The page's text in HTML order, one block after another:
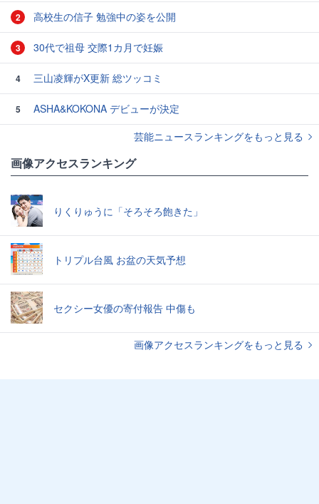
2 高校生の信子 勉強中の姿を公開
3 30代で祖母 交際1カ月で妊娠
4 三山凌輝がX更新 総ツッコミ
5
ASHA&KOKONA デビューが決定
芸能ニュースランキングをもっと見る
画像アクセスランキング
りくりゅうに「そろそろ飽きた」
トリプル台風 お盆の天気予想
セクシー女優の寄付報告 中傷も
画像アクセスランキングをもっと見る